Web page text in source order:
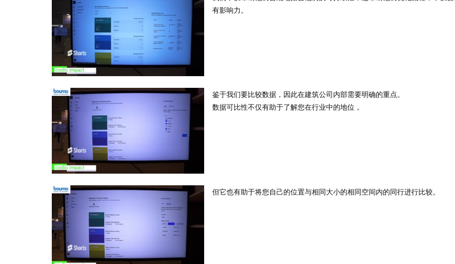
有影响力。
鉴于我们要比较数据，因此在建筑公司内部需要明确的重点。
数据可比性不仅有助于了解您在行业中的地位，
但它也有助于将您自己的位置与相同大小的相同空间内的同行进行比较。